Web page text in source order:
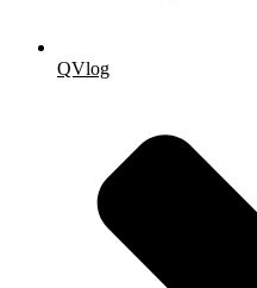
QVlog